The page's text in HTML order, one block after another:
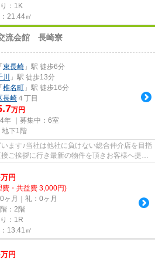
：1K
21.44㎡
流会館 長崎寮
「 東長崎 」駅 徒歩6分
川
」駅 徒歩13分
「 椎名町 」駅 徒歩16分
長崎 ４丁目
万円
年 ｜募集中： 6室
地下1階
ます♪当社は他社に負けない総合仲介店を目指
ご挨拶に行き最新の物件を頂きお客様へ提供
万円
費・共益費 3,000円)
ヶ月｜礼：0ヶ月
：2階
：1R
13.41㎡
万円